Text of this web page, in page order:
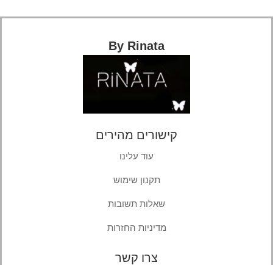
By Rinata
קישורים מהירים
עוד עלינו
תקנון שימוש
שאלות תשובות
מדיניות החזרות
צרו קשר